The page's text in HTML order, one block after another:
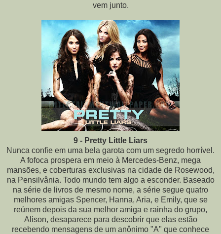
vem junto.
9 - Pretty Little Liars
Nunca confie em uma bela garota com um segredo horrível.
A fofoca prospera em meio à Mercedes-Benz, mega
mansões, e coberturas exclusivas na cidade de Rosewood,
na Pensilvânia. Todo mundo tem algo a esconder. Baseado
na série de livros de mesmo nome, a série segue quatro
melhores amigas Spencer, Hanna, Aria, e Emily, que se
reúnem depois da sua melhor amiga e rainha do grupo,
Alison, desaparece para descobrir que elas estão
recebendo mensagens de um anônimo "A" que conhece